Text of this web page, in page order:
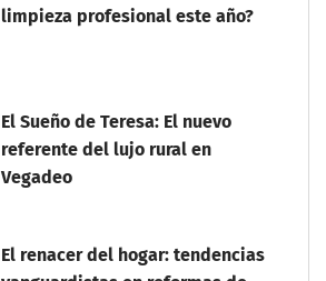
limpieza profesional este año?
El Sueño de Teresa: El nuevo
referente del lujo rural en
Vegadeo
El renacer del hogar: tendencias